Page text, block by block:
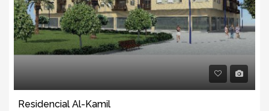
Residencial Al-Kamil